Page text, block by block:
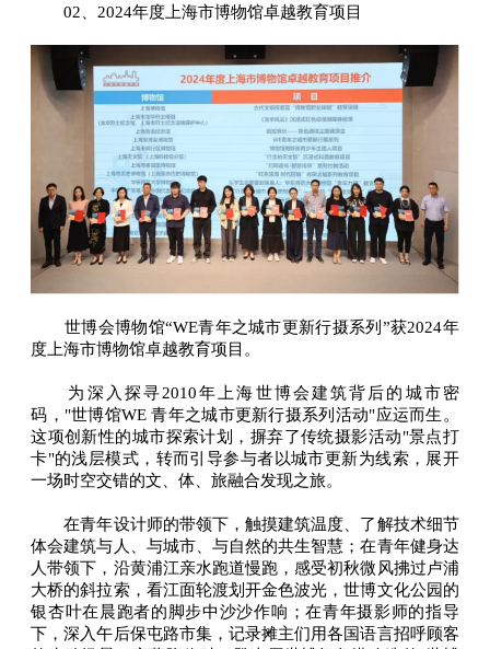
02、2024年度上海市博物馆卓越教育项目
世博会博物馆“WE青年之城市更新行摄系列”获2024年
度上海市博物馆卓越教育项目。
为深入探寻2010年上海世博会建筑背后的城市密
码，"世博馆WE 青年之城市更新行摄系列活动"应运而生。
这项创新性的城市探索计划，摒弃了传统摄影活动"景点打
卡"的浅层模式，转而引导参与者以城市更新为线索，展开
一场时空交错的文、体、旅融合发现之旅。
在青年设计师的带领下，触摸建筑温度、了解技术细节
体会建筑与人、与城市、与自然的共生智慧；在青年健身达
人带领下，沿黄浦江亲水跑道慢跑，感受初秋微风拂过卢浦
大桥的斜拉索，看江面轮渡划开金色波光，世博文化公园的
银杏叶在晨跑者的脚步中沙沙作响；在青年摄影师的指导
下，深入午后保屯路市集，记录摊主们用各国语言招呼顾客